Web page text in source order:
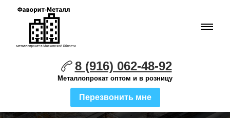
8 (916) 062-48-92
Металлопрокат оптом и в розницу
Перезвонить мне